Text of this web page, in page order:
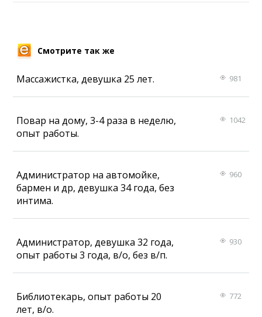
Смотрите так же
Массажистка, девушка 25 лет. 981
Повар на дому, 3-4 раза в неделю,
опыт работы.
1042
Администратор на автомойке,
бармен и др, девушка 34 года, без
интима.
960
Администратор, девушка 32 года,
опыт работы 3 года, в/о, без в/п.
930
Библиотекарь, опыт работы 20
лет, в/о.
772